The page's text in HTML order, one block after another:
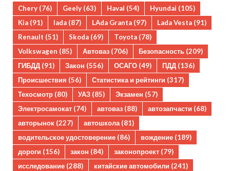
Chery (76) Geely (63) Haval (54) Hyundai (105)
Kia (91) lada (87) LAda Granta (97) Lada Vesta (91)
Renault (51) Skoda (69) Toyota (78)
Volkswagen (85) Автоваз (706) Безопасность (209)
ГИБДД (91) Закон (556) ОСАГО (49) ПДД (136)
Происшествия (56) Статистика и рейтинги (317)
Техосмотр (80) УАЗ (85) Экзамен (57)
Электросамокат (74) автоваз (88) автозапчасти (68)
авторынок (227) автошкола(81)
водительское удостоверение (86) вождение (189)
дороги (156) закон (84) законопроект (79)
исследование (288) китайские автомобили (241)